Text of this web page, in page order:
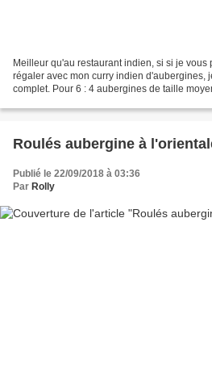
Meilleur qu'au restaurant indien, si si je vous
régaler avec mon curry indien d'aubergines,
complet. Pour 6 : 4 aubergines de taille
Roulés aubergine à
Publié le 22/09/2018 à 03:36
Par Rolly